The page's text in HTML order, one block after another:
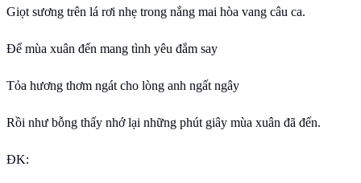
Giọt sương trên lá rơi nhẹ trong nắng mai hòa vang câu ca.
Để mùa xuân đến mang tình yêu đắm say
Tỏa hương thơm ngát cho lòng anh ngất ngây
Rồi như bỗng thấy nhớ lại những phút giây mùa xuân đã đến.
ĐK: